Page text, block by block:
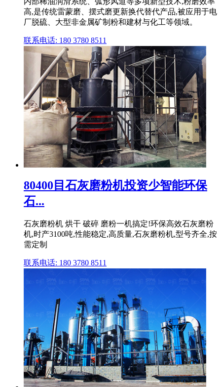
高,是传统雷蒙磨、摆式磨更新换代替代产品,被应用于电
厂脱硫、大型非金属矿制粉和建材与化工等领域。
联系电话: 180 3780 8511
80400目石灰磨粉机投资少智能环保
石...
石灰磨粉机 烘干 破碎 磨粉一机搞定!环保高效石灰磨粉
机,时产3100吨,性能稳定,高质量,石灰磨粉机,型号齐全,按
需定制
联系电话: 180 3780 8511